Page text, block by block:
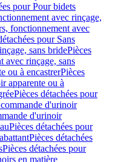
pour Pour bidets
avec rinçage,
fonctionnement avec
pour Sans
sans bridePièces
avec rinçage, sans
ou à encastrerPièces
apparente ou à
Pièces détachées pour
d'urinoir
d'urinoir
Pièces détachées pour
Pièces détachées
Pièces détachées pour
en matière